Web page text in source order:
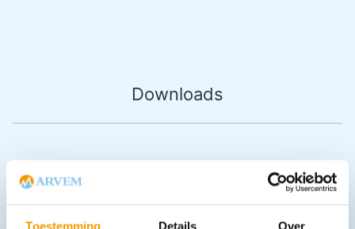
Toestemming Details Over
Downloads
Andere producten in deze
categorie: